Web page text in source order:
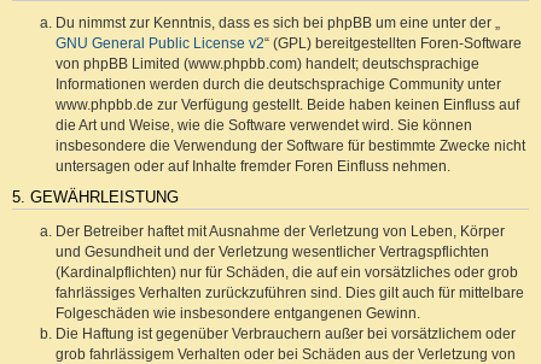
Du nimmst zur Kenntnis, dass es sich bei phpBB um eine unter der „
GNU General Public License v2“ (GPL) bereitgestellten Foren-Software
von phpBB Limited (www.phpbb.com) handelt; deutschsprachige
Informationen werden durch die deutschsprachige Community unter
www.phpbb.de zur Verfügung gestellt. Beide haben keinen Einfluss auf
die Art und Weise, wie die Software verwendet wird. Sie können
insbesondere die Verwendung der Software für bestimmte Zwecke nicht
untersagen oder auf Inhalte fremder Foren Einfluss nehmen.
5. GEWÄHRLEISTUNG
Der Betreiber haftet mit Ausnahme der Verletzung von Leben, Körper
und Gesundheit und der Verletzung wesentlicher Vertragspflichten
(Kardinalpflichten) nur für Schäden, die auf ein vorsätzliches oder grob
fahrlässiges Verhalten zurückzuführen sind. Dies gilt auch für mittelbare
Folgeschäden wie insbesondere entgangenen Gewinn.
Die Haftung ist gegenüber Verbrauchern außer bei vorsätzlichem oder
grob fahrlässigem Verhalten oder bei Schäden aus der Verletzung von